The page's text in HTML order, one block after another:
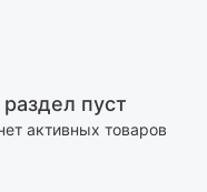
пуст
активных товаров